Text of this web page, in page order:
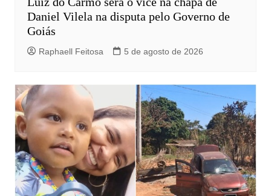
Daniel Vilela na disputa pelo Governo de
Goiás
Raphaell Feitosa 5 de agosto de 2026